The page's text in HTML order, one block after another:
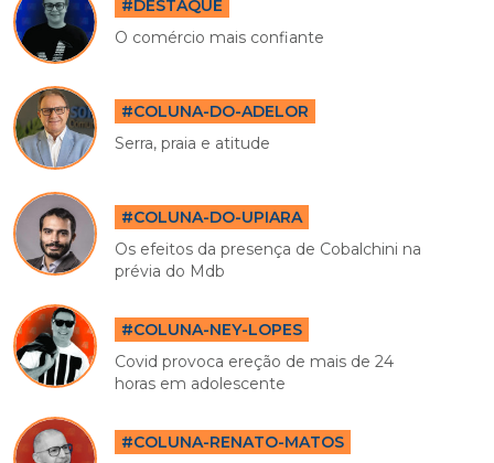
#DESTAQUE
O comércio mais confiante
#COLUNA-DO-ADELOR
Serra, praia e atitude
#COLUNA-DO-UPIARA
Os efeitos da presença de Cobalchini na
prévia do Mdb
#COLUNA-NEY-LOPES
Covid provoca ereção de mais de 24
horas em adolescente
#COLUNA-RENATO-MATOS